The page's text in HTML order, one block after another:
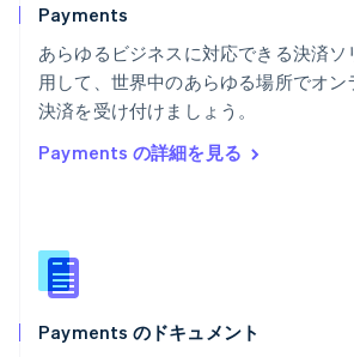
Payments
あらゆるビジネスに対応できる決済
用して、世界中のあらゆる場所でオ
決済を受け付けましょう。
Payments の詳細を見る
Payments のドキュメント
Nederlands
English
ポルトガル
PortuguêsEnglish
English
Español
ラトビア
リトアニア